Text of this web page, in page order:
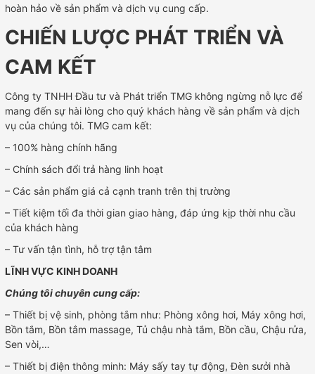
hoàn hảo về sản phẩm và dịch vụ cung cấp.
CHIẾN LƯỢC PHÁT TRIỂN VÀ
CAM KẾT
Công ty TNHH Đầu tư và Phát triển TMG không ngừng nỗ lực để
mang đến sự hài lòng cho quý khách hàng về sản phẩm và dịch
vụ của chúng tôi. TMG cam kết:
– 100% hàng chính hãng
– Chính sách đổi trả hàng linh hoạt
– Các sản phẩm giá cả cạnh tranh trên thị trường
– Tiết kiệm tối đa thời gian giao hàng, đáp ứng kịp thời nhu cầu
của khách hàng
– Tư vấn tận tình, hỗ trợ tận tâm
LĨNH VỰC KINH DOANH
Chúng tôi chuyên cung cấp:
– Thiết bị vệ sinh, phòng tắm như: Phòng xông hơi, Máy xông hơi,
Bồn tắm, Bồn tắm massage, Tủ chậu nhà tắm, Bồn cầu, Chậu rửa,
Sen vòi,…
– Thiết bị điện thông minh: Máy sấy tay tự động, Đèn sưởi nhà